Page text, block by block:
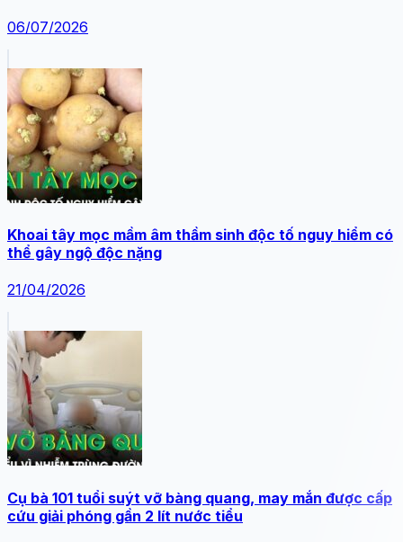
06/07/2026
Khoai tây mọc mầm âm thầm sinh độc tố nguy hiểm có
thể gây ngộ độc nặng
21/04/2026
Cụ bà 101 tuổi suýt vỡ bàng quang, may mắn được cấp
cứu giải phóng gần 2 lít nước tiểu